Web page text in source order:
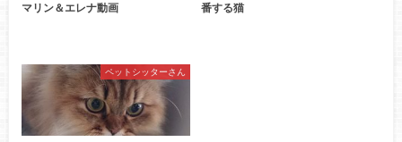
マリン＆エレナ動画
番する猫
ペットシッターさん